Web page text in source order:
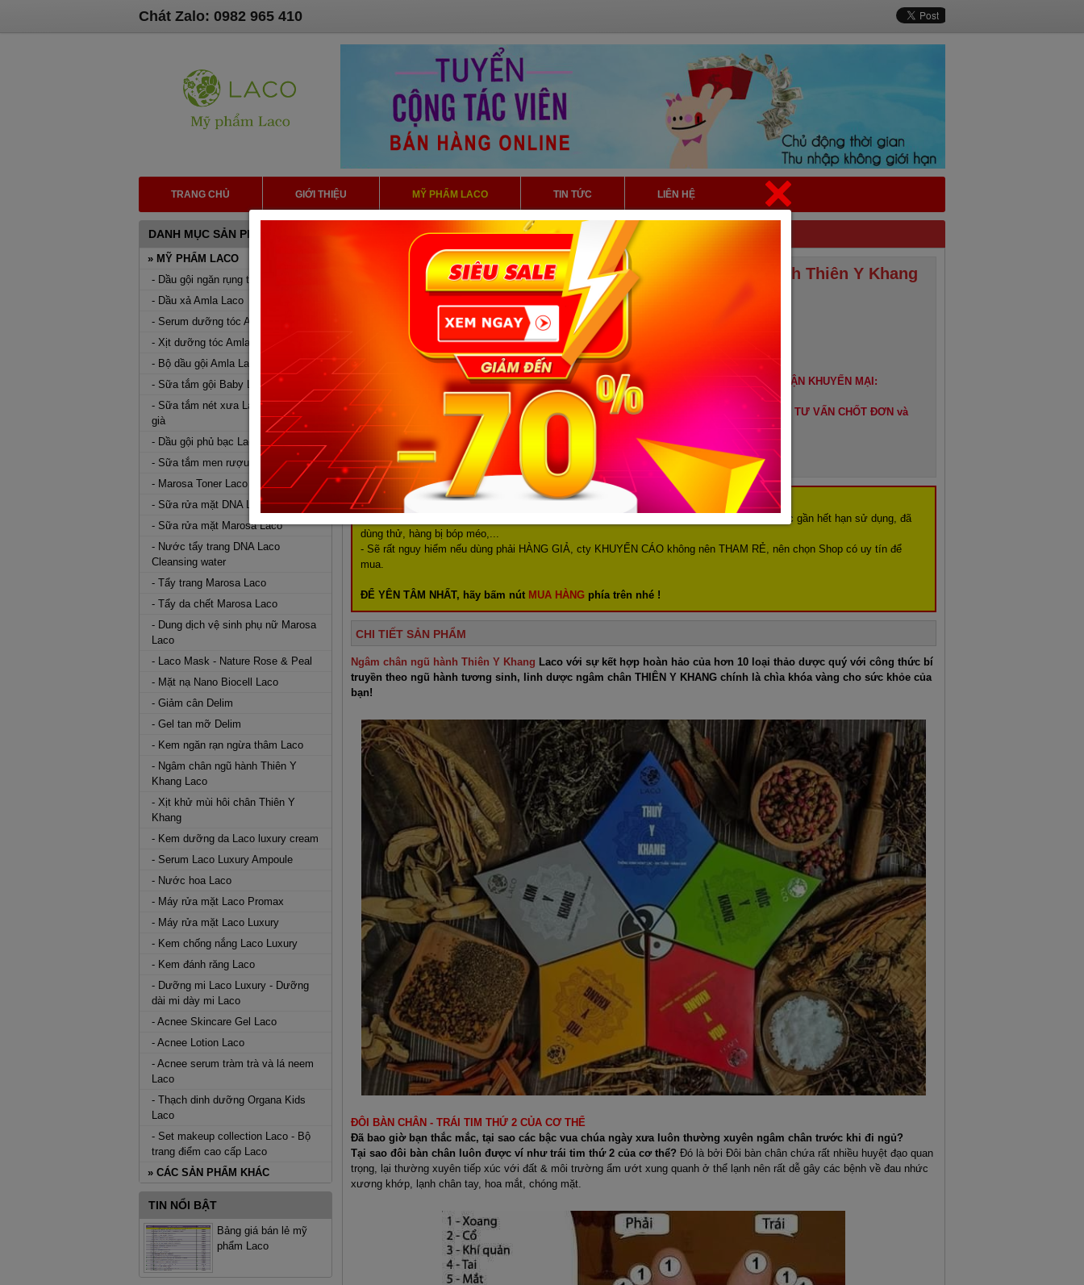
Chát Zalo: 0982 965 410
TRANG CHỦ GIỚI THIỆU MỸ PHẨM LACO TIN TỨC LIÊN HỆ
DANH MỤC SẢN PHẨM
» MỸ PHẨM LACO
- Dầu gội ngăn rụng tóc Amla Laco
- Dầu xả Amla Laco
- Serum dưỡng tóc Amla Laco
- Xịt dưỡng tóc Amla Detox Laco
- Bộ dầu gội Amla Laco
- Sữa tắm gội Baby Lá Lá Laco
- Sữa tắm nét xưa Laco hương mùi
già
- Dầu gội phủ bạc Laco
- Sữa tắm men rượu Sake Laco
- Marosa Toner Laco
- Sữa rửa mặt DNA Laco
- Sữa rửa mặt Marosa Laco
- Nước tẩy trang DNA Laco
Cleansing water
- Tẩy trang Marosa Laco
- Tẩy da chết Marosa Laco
- Dung dịch vệ sinh phụ nữ Marosa
Laco
- Laco Mask - Nature Rose & Peal
- Mặt nạ Nano Biocell Laco
- Giảm cân Delim
- Gel tan mỡ Delim
- Kem ngăn rạn ngừa thâm Laco
- Ngâm chân ngũ hành Thiên Y
Khang Laco
- Xịt khử mùi hôi chân Thiên Y
Khang
- Kem dưỡng da Laco luxury cream
- Serum Laco Luxury Ampoule
- Nước hoa Laco
- Máy rửa mặt Laco Promax
- Máy rửa mặt Laco Luxury
- Kem chống nắng Laco Luxury
- Kem đánh răng Laco
- Dưỡng mi Laco Luxury - Dưỡng
dài mi dày mi Laco
- Acnee Skincare Gel Laco
- Acnee Lotion Laco
- Acnee serum tràm trà và lá neem
Laco
- Thạch dinh dưỡng Organa Kids
Laco
- Set makeup collection Laco - Bộ
trang điểm cao cấp Laco
» CÁC SẢN PHẨM KHÁC
TIN NỔI BẬT
Bảng giá bán lẻ mỹ
phẩm Laco
NGÂM CHÂN NGŨ HÀNH THIÊN Y KHANG LACO
Ngâm chân ngũ hành Thiên Y Khang
Laco
BẤM NÚT "MUA HÀNG" ĐỂ NHẬN KHUYẾN MẠI:
+ MIỄN PHÍ SHIP TOÀN QUỐC
=> Shop sẽ gọi cho quý khách TƯ VẤN CHỐT ĐƠN và
BÁO GIẢM GIÁ CỤ THỂ nhé
QUÝ KHÁCH LƯU Ý:
- Nhiều khách hàng phản hồi đã mua hàng với giá rẻ nhưng là: hàng nhái, hàng hết hạn hoặc gần hết hạn sử dụng, đã
dùng thử, hàng bị bóp méo,...
- Sẽ rất nguy hiểm nếu dùng phải HÀNG GIẢ, cty KHUYẾN CÁO không nên THAM RẺ, nên chọn Shop có uy tín để
mua.
ĐỂ YÊN TÂM NHẤT, hãy bấm nút MUA HÀNG phía trên nhé !
CHI TIẾT SẢN PHẨM
Ngâm chân ngũ hành Thiên Y Khang Laco với sự kết hợp hoàn hảo của hơn 10 loại thảo dược quý với công thức bí
truyền theo ngũ hành tương sinh, linh dược ngâm chân THIÊN Y KHANG chính là chìa khóa vàng cho sức khỏe của
bạn!
ĐÔI BÀN CHÂN - TRÁI TIM THỨ 2 CỦA CƠ THỂ
Đã bao giờ bạn thắc mắc, tại sao các bậc vua chúa ngày xưa luôn thường xuyên ngâm chân trước khi đi ngủ?
Tại sao đôi bàn chân luôn được ví như trái tim thứ 2 của cơ thể? Đó là bởi Đôi bàn chân chứa rất nhiều huyệt đạo quan
trọng, lại thường xuyên tiếp xúc với đất & môi trường ẩm ướt xung quanh ở thể lạnh nên rất dễ gây các bệnh về đau nhức
xương khớp, lạnh chân tay, hoa mắt, chóng mặt.